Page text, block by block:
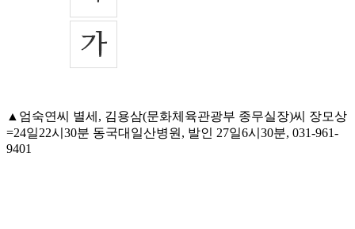
▲엄숙연씨 별세, 김용삼(문화체육관광부 종무실장)씨 장모상
=24일22시30분 동국대일산병원, 발인 27일6시30분, 031-961-
9401